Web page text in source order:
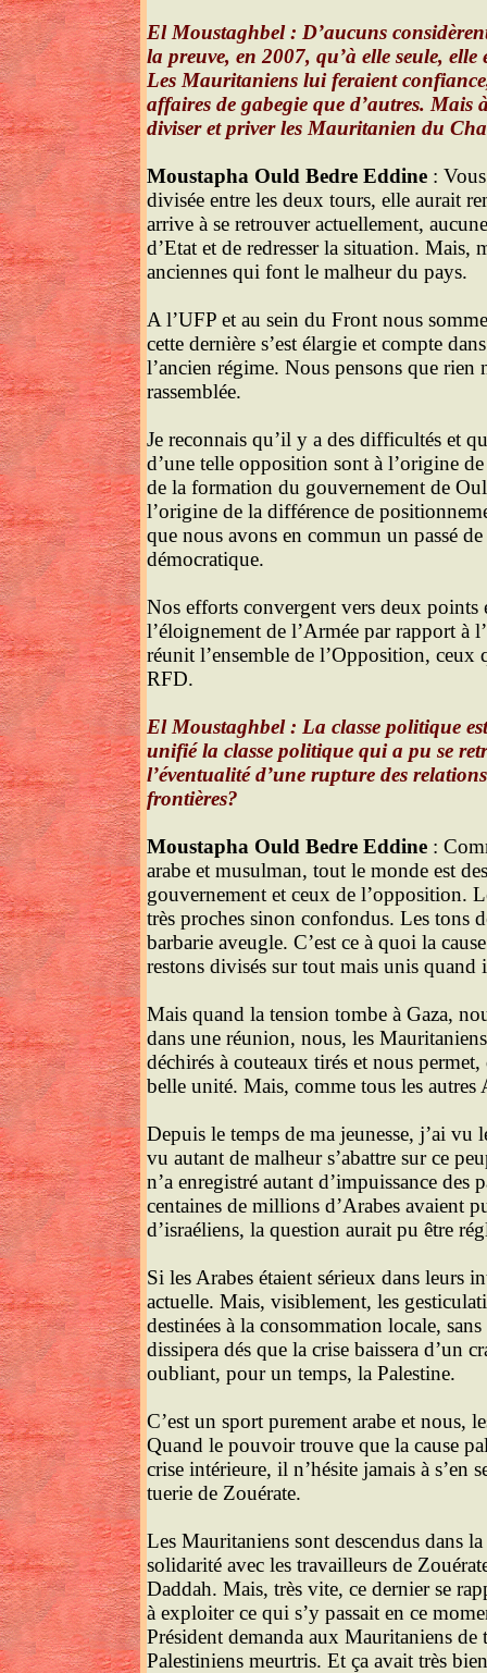
El Moustaghbel : D’aucuns
la preuve, en 2007, qu’à elle seule,
Les Mauritaniens lui feraient
affaires de gabegie que d’autres.
diviser et priver les Mauritanien du
Moustapha Ould Bedre Eddine :
divisée entre les deux tours, elle aurait
arrive à se retrouver actuellement,
d’Etat et de redresser la situation. Mais,
anciennes qui font le malheur du pays.
A l’UFP et au sein du Front nous
cette dernière s’est élargie et compte
l’ancien régime. Nous pensons que
rassemblée.
Je reconnais qu’il y a des difficultés et
d’une telle opposition sont à l’origine
de la formation du gouvernement de
l’origine de la différence de
que nous avons en commun un passé
démocratique.
Nos efforts convergent vers deux
l’éloignement de l’Armée par rapport
réunit l’ensemble de l’Opposition,
RFD.
El Moustaghbel : La classe politique
unifié la classe politique qui a pu se
l’éventualité d’une rupture des
frontières?
Moustapha Ould Bedre Eddine :
arabe et musulman, tout le monde est
gouvernement et ceux de l’opposition.
très proches sinon confondus. Les tons
barbarie aveugle. C’est ce à quoi la
restons divisés sur tout mais unis
Mais quand la tension tombe à Gaza,
dans une réunion, nous, les
déchirés à couteaux tirés et nous
belle unité. Mais, comme tous les
Depuis le temps de ma jeunesse, j’ai vu
vu autant de malheur s’abattre sur ce
n’a enregistré autant d’impuissance des
centaines de millions d’Arabes avaient
d’israéliens, la question aurait pu être
Si les Arabes étaient sérieux dans leurs
actuelle. Mais, visiblement, les
destinées à la consommation locale,
dissipera dés que la crise baissera d’un
oubliant, pour un temps, la Palestine.
C’est un sport purement arabe et nous,
Quand le pouvoir trouve que la cause
crise intérieure, il n’hésite jamais à
tuerie de Zouérate.
Les Mauritaniens sont descendus dans
solidarité avec les travailleurs de
Daddah. Mais, très vite, ce dernier se
à exploiter ce qui s’y passait en ce
Président demanda aux Mauritaniens
Palestiniens meurtris. Et ça avait très